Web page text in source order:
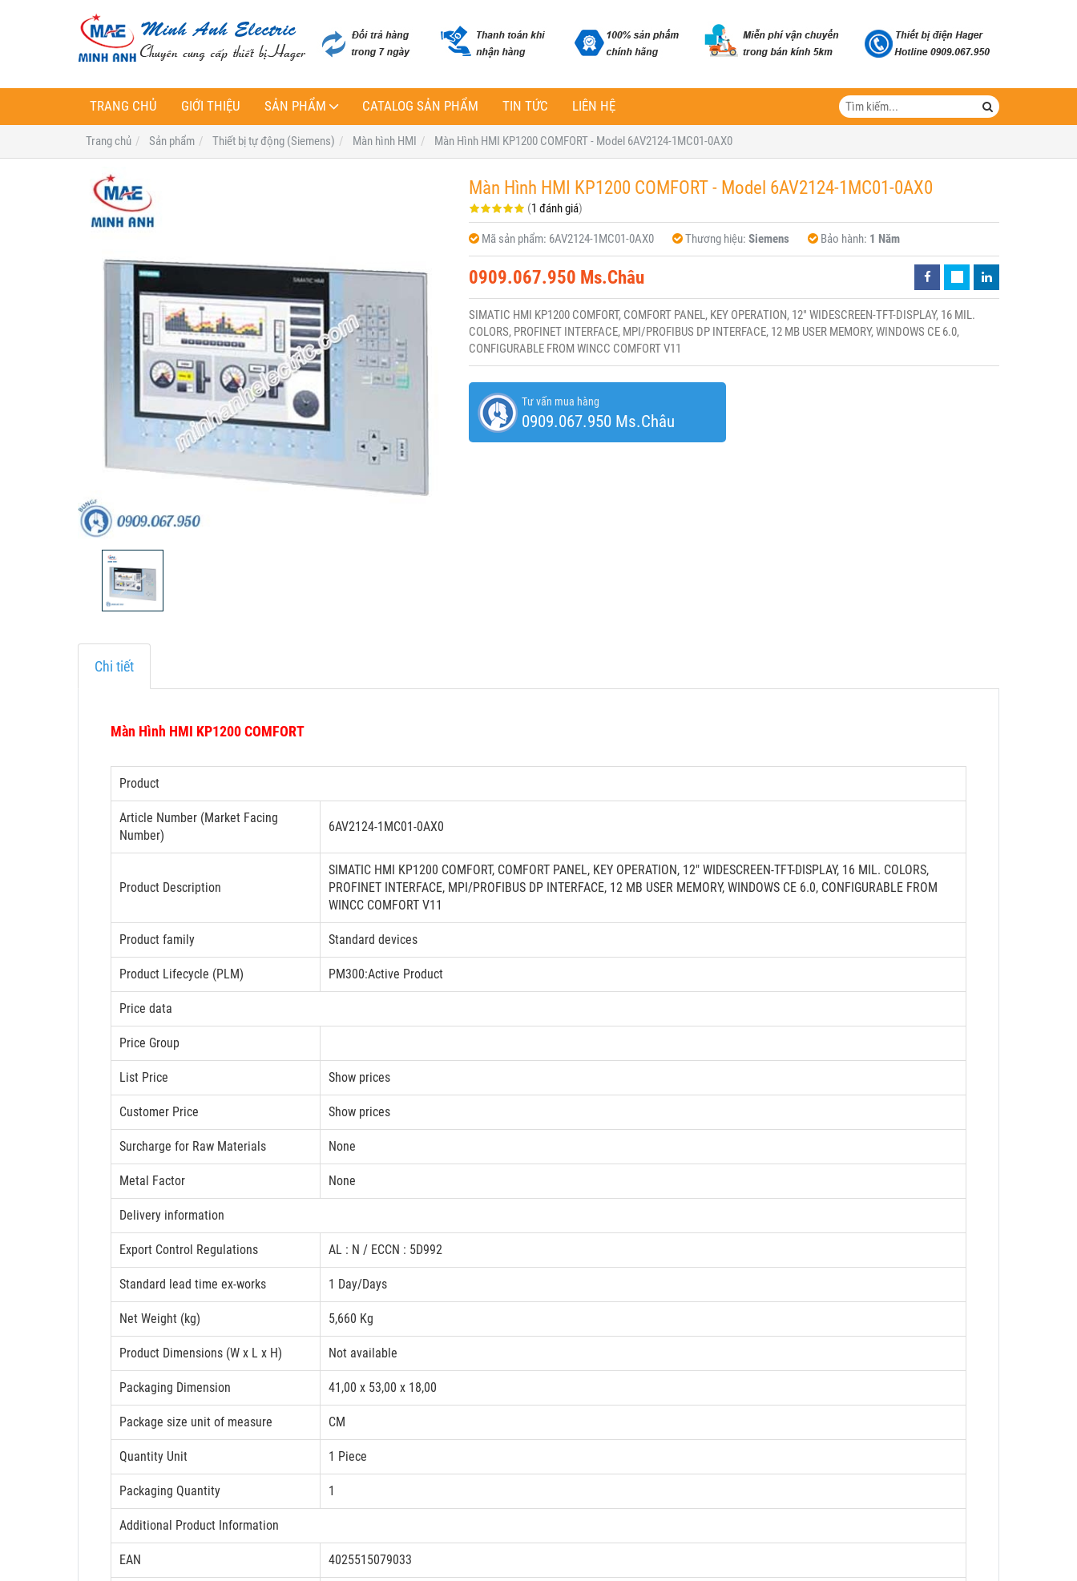
TRANG CHỦ GIỚI THIỆU SẢN PHẨM CATALOG SẢN PHẨM TIN TỨC LIÊN HỆ
Trang chủ Sản phẩm Thiết bị tự động (Siemens) Màn hình HMI Màn Hình HMI KP1200 COMFORT - Model 6AV2124-1MC01-0AX0
Màn Hình HMI KP1200 COMFORT - Model 6AV2124-1MC01-0AX0
(1 đánh giá)
Mã sản phẩm: 6AV2124-1MC01-0AX0 Thương hiệu: Siemens Bảo hành: 1 Năm
0909.067.950 Ms.Châu
SIMATIC HMI KP1200 COMFORT, COMFORT PANEL, KEY OPERATION, 12" WIDESCREEN-TFT-DISPLAY, 16 MIL.
COLORS, PROFINET INTERFACE, MPI/PROFIBUS DP INTERFACE, 12 MB USER MEMORY, WINDOWS CE 6.0,
CONFIGURABLE FROM WINCC COMFORT V11
Tư vấn mua hàng
0909.067.950 Ms.Châu
Chi tiết
Màn Hình HMI KP1200 COMFORT
Product
Article Number (Market Facing
Number)
6AV2124-1MC01-0AX0
Product Description
SIMATIC HMI KP1200 COMFORT, COMFORT PANEL, KEY OPERATION, 12" WIDESCREEN-TFT-DISPLAY, 16 MIL. COLORS,
PROFINET INTERFACE, MPI/PROFIBUS DP INTERFACE, 12 MB USER MEMORY, WINDOWS CE 6.0, CONFIGURABLE FROM
WINCC COMFORT V11
Product family Standard devices
Product Lifecycle (PLM) PM300:Active Product
Price data
Price Group
List Price Show prices
Customer Price Show prices
Surcharge for Raw Materials None
Metal Factor None
Delivery information
Export Control Regulations AL : N / ECCN : 5D992
Standard lead time ex-works 1 Day/Days
Net Weight (kg) 5,660 Kg
Product Dimensions (W x L x H) Not available
Packaging Dimension 41,00 x 53,00 x 18,00
Package size unit of measure CM
Quantity Unit 1 Piece
Packaging Quantity 1
Additional Product Information
EAN 4025515079033